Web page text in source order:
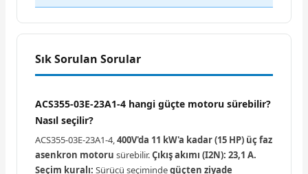
Sık Sorulan Sorular
ACS355-03E-23A1-4 hangi güçte motoru sürebilir?
Nasıl seçilir?
ACS355-03E-23A1-4,400V'da 11 kW'a kadar (15 HP) üç faz
asenkron motoru sürebilir.Çıkış akımı (I2N): 23,1 A.
Seçim kuralı: Sürücü seçimindegüçten ziyade